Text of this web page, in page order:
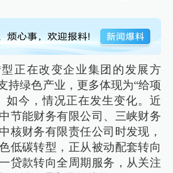
正在改变企业集团的发展方
持绿色产业，更多体现为“给项
如今，情况正在发生变化。近
节能财务有限公司、三峡财务
核财务有限责任公司时发现，
低碳转型，正从被动配套转向
贷款转向全周期服务，从关注